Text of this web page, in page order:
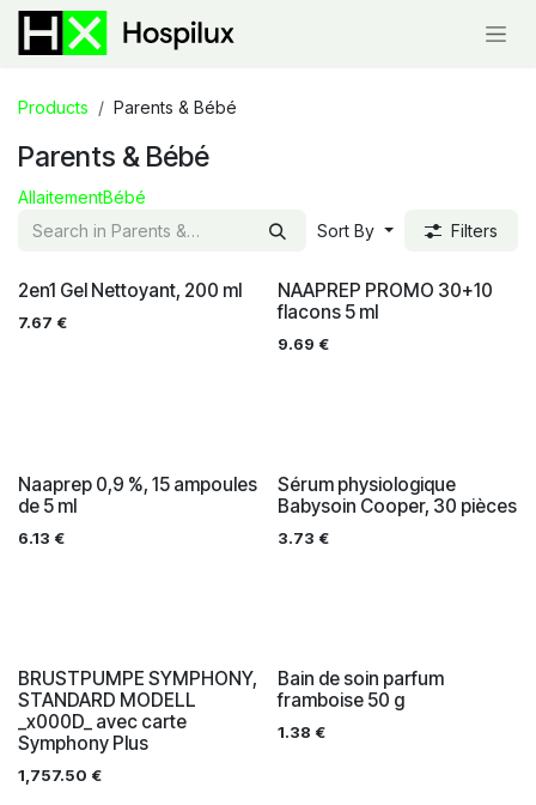
Skip to Content
Products Parents & Bébé
Parents & Bébé
AllaitementBébé
Sort By
Filters
2en1 Gel Nettoyant, 200 ml
7.67 €
NAAPREP PROMO 30+10
flacons 5 ml
9.69 €
Naaprep 0,9 %, 15 ampoules
de 5 ml
6.13 €
Sérum physiologique
Babysoin Cooper, 30 pièces
3.73 €
BRUSTPUMPE SYMPHONY,
STANDARD MODELL
_x000D_ avec carte
Symphony Plus
1,757.50 €
Bain de soin parfum
framboise 50 g
1.38 €